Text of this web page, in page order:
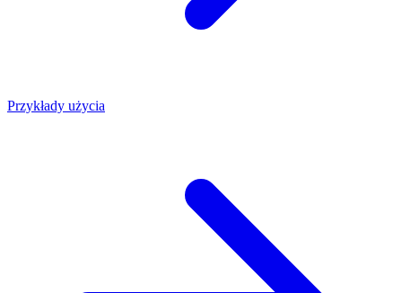
Przykłady użycia